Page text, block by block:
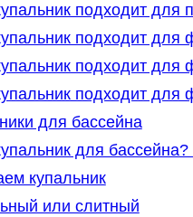
подходит для
подходит для
подходит для
подходит для
для бассейна
для
купальник
или слитный